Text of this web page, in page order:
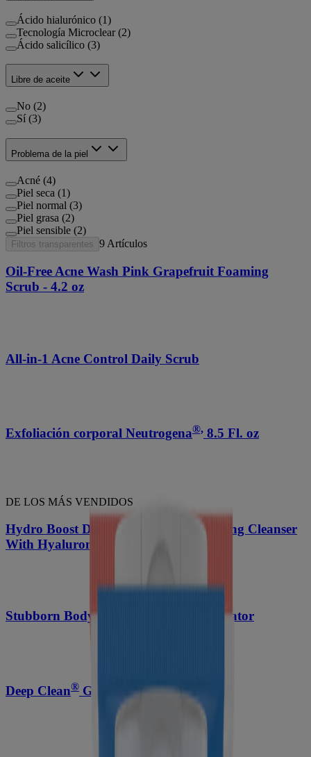
Ácido hialurónico (1)
Tecnología Microclear (2)
Ácido salicílico (3)
Libre de aceite
No (2)
Sí (3)
Problema de la piel
Acné (4)
Piel seca (1)
Piel normal (3)
Piel grasa (2)
Piel sensible (2)
Filtros transparentes 9 Artículos
Oil-Free Acne Wash Pink Grapefruit Foaming
Scrub - 4.2 oz
All-in-1 Acne Control Daily Scrub
Exfoliación corporal Neutrogena®, 8.5 Fl. oz
DE LOS MÁS VENDIDOS
Hydro Boost Daily Gel Cream Exfoliating Cleanser
With Hyaluronic Acid
Stubborn Body Acne Cleanser & Exfoliator
Deep Clean® Gentle Scrub